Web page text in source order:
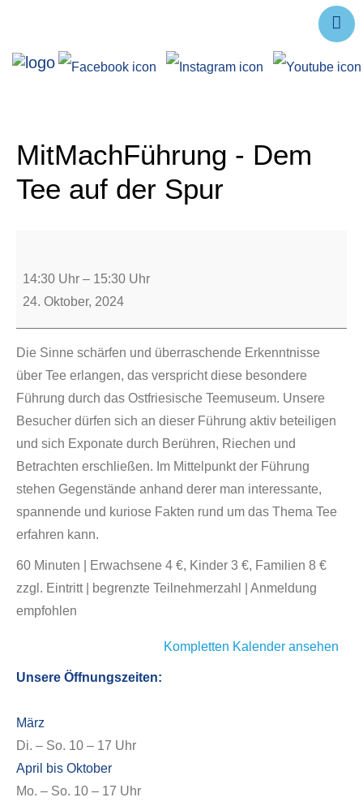
Forschung
Service
MitMachFührung - Dem
Tee auf der Spur
14:30 Uhr – 15:30 Uhr
24. Oktober, 2024
Die Sinne schärfen und überraschende Erkenntnisse
über Tee erlangen, das verspricht diese besondere
Führung durch das Ostfriesische Teemuseum. Unsere
Besucher dürfen sich an dieser Führung aktiv beteiligen
und sich Exponate durch Berühren, Riechen und
Betrachten erschließen. Im Mittelpunkt der Führung
stehen Gegenstände anhand derer man interessante,
spannende und kuriose Fakten rund um das Thema Tee
erfahren kann.
60 Minuten | Erwachsene 4 €, Kinder 3 €, Familien 8 €
zzgl. Eintritt | begrenzte Teilnehmerzahl | Anmeldung
empfohlen
Kompletten Kalender ansehen
Unsere Öffnungszeiten:
März
Di. – So. 10 – 17 Uhr
April bis Oktober
Mo. – So. 10 – 17 Uhr